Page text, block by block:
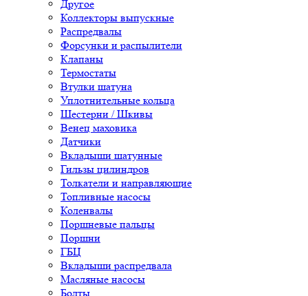
Другое
Коллекторы выпускные
Распредвалы
Форсунки и распылители
Клапаны
Термостаты
Втулки шатуна
Уплотнительные кольца
Шестерни / Шкивы
Венец маховика
Датчики
Вкладыши шатунные
Гильзы цилиндров
Толкатели и направляющие
Топливные насосы
Коленвалы
Поршневые пальцы
Поршни
ГБЦ
Вкладыши распредвала
Масляные насосы
Болты